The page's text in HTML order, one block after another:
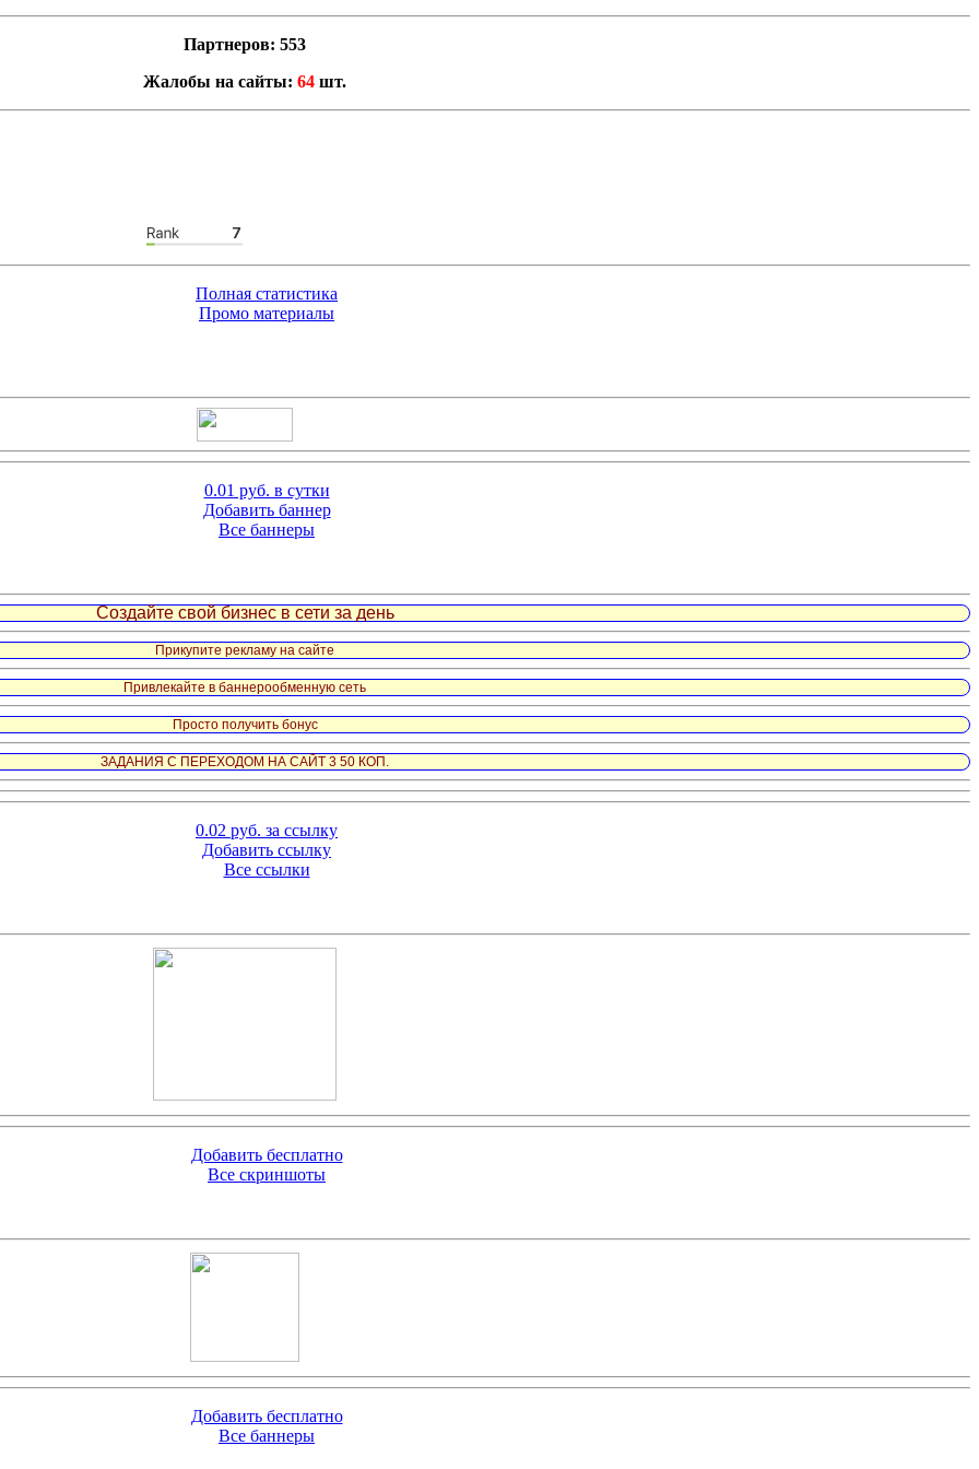
Партнеров: 553
Жалобы на сайты: 64 шт.
Полная статистика
Промо материалы
0.01 руб. в сутки
Добавить баннер
Все баннеры
Создайте свой бизнес в сети за день
Прикупите рекламу на сайте
Привлекайте в баннерообменную сеть
Просто получить бонус
ЗАДАНИЯ С ПЕРЕХОДОМ НА САЙТ 3 50 КОП.
0.02 руб. за ссылку
Добавить ссылку
Все ссылки
Добавить бесплатно
Все скриншоты
Добавить бесплатно
Все баннеры